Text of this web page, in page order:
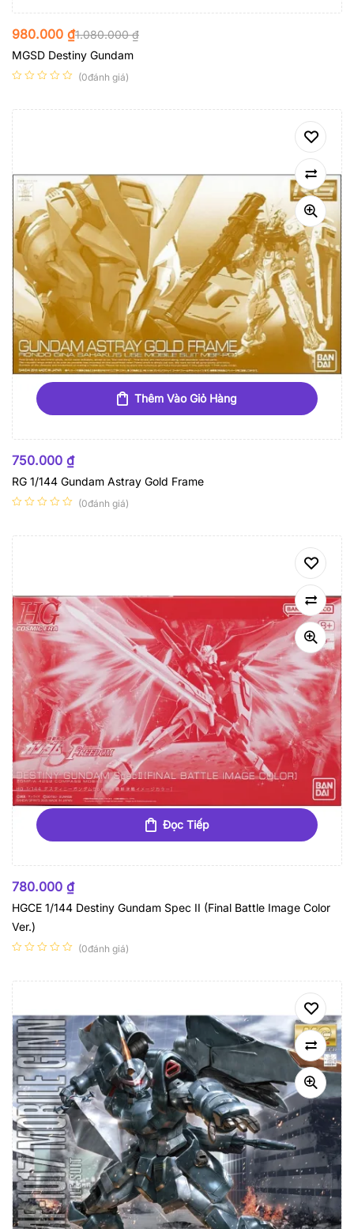
1.080.000₫
980.000 ₫
MGSD Destiny Gundam
(0đánh giá)
Thêm Vào Giỏ Hàng
750.000 ₫
RG 1/144 Gundam Astray Gold Frame
(0đánh giá)
Đọc Tiếp
780.000 ₫
HGCE 1/144 Destiny Gundam Spec II (Final Battle Image Color
Ver.)
(0đánh giá)